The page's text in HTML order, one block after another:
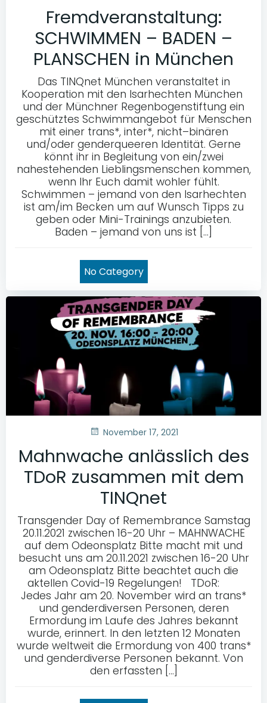
Fremdveranstaltung:
SCHWIMMEN – BADEN –
PLANSCHEN in München
Das TINQnet München veranstaltet in
Kooperation mit den Isarhechten München
und der Münchner Regenbogenstiftung ein
geschütztes Schwimmangebot für Menschen
mit einer trans*, inter*, nicht–binären
und/oder genderqueeren Identität. Gerne
könnt ihr in Begleitung von ein/zwei
nahestehenden Lieblingsmenschen kommen,
wenn Ihr Euch damit wohler fühlt.
Schwimmen – jemand von den Isarhechten
ist am/im Becken um auf Wunsch Tipps zu
geben oder Mini-Trainings anzubieten.
Baden – jemand von uns ist […]
No Category
November 17, 2021
Mahnwache anlässlich des
TDoR zusammen mit dem
TINQnet
Transgender Day of Remembrance Samstag
20.11.2021 zwischen 16-20 Uhr – MAHNWACHE
auf dem Odeonsplatz Bitte macht mit und
besucht uns am 20.11.2021 zwischen 16-20 Uhr
am Odeonsplatz Bitte beachtet auch die
aktellen Covid-19 Regelungen! TDoR:
Jedes Jahr am 20. November wird an trans*
und genderdiversen Personen, deren
Ermordung im Laufe des Jahres bekannt
wurde, erinnert. In den letzten 12 Monaten
wurde weltweit die Ermordung von 400 trans*
und genderdiverse Personen bekannt. Von
den erfassten […]